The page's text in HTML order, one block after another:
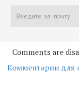
Comments are
Комментарии для